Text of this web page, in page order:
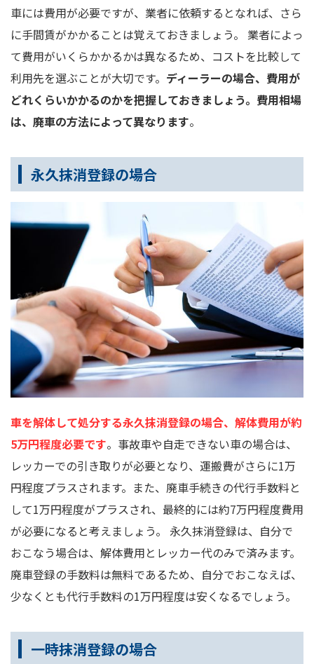
車には費用が必要ですが、業者に依頼するとなれば、さら
に手間賃がかかることは覚えておきましょう。 業者によっ
て費用がいくらかかるかは異なるため、コストを比較して
利用先を選ぶことが大切です。 ディーラーの場合、費用が
どれくらいかかるのかを把握しておきましょう。費用相場
は、廃車の方法によって異なります。
永久抹消登録の場合
車を解体して処分する永久抹消登録の場合、解体費用が約
5万円程度必要です。事故車や自走できない車の場合は、
レッカーでの引き取りが必要となり、運搬費がさらに1万
円程度プラスされます。また、廃車手続きの代行手数料と
して1万円程度がプラスされ、最終的には約7万円程度費用
が必要になると考えましょう。 永久抹消登録は、自分で
おこなう場合は、解体費用とレッカー代のみで済みます。
廃車登録の手数料は無料であるため、自分でおこなえば、
少なくとも代行手数料の1万円程度は安くなるでしょう。
一時抹消登録の場合